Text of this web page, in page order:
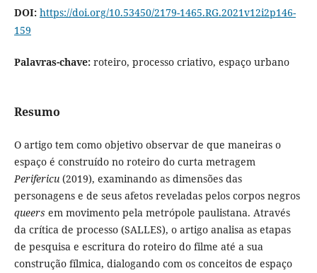
DOI: https://doi.org/10.53450/2179-1465.RG.2021v12i2p146-
159
Palavras-chave: roteiro, processo criativo, espaço urbano
Resumo
O artigo tem como objetivo observar de que maneiras o
espaço é construído no roteiro do curta metragem
Perifericu(2019), examinando as dimensões das
personagens e de seus afetos reveladas pelos corpos negros
queers em movimento pela metrópole paulistana. Através
da crítica de processo (SALLES), o artigo analisa as etapas
de pesquisa e escritura do roteiro do filme até a sua
construção fílmica, dialogando com os conceitos de espaço